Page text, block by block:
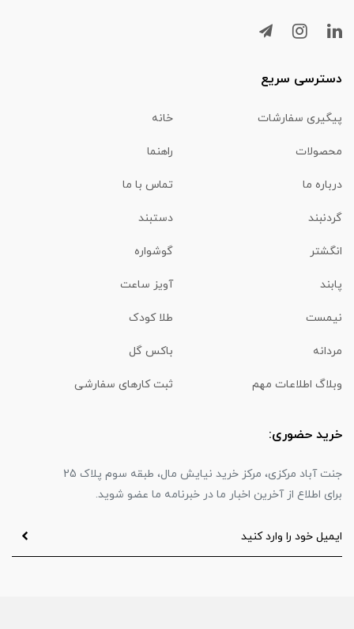
دسترسی سریع
پیگیری سفارشات خانه
محصولات راهنما
درباره ما تماس با ما
گردنبند دستبند
انگشتر گوشواره
پابند آویز ساعت
نیمست طلا کودک
مردانه باکس گل
وبلاگ اطلاعات مهم ثبت کارهای سفارشی
خرید حضوری:
جنت آباد مرکزی، مرکز خرید نیایش مال، طبقه سوم پلاک 25
برای اطلاع از آخرین اخبار ما در خبرنامه ما عضو شوید.